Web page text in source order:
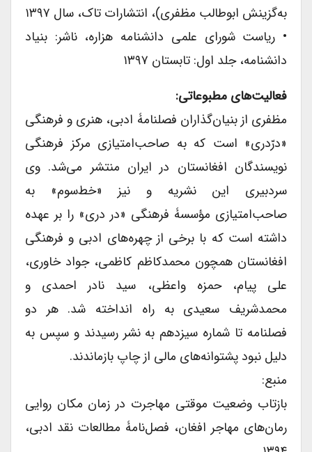
به‌گزینش ابوطالب مظفری)، انتشارات تاک، سال ۱۳۹۷
• ریاست شورای علمی دانشنامه هزاره، ناشر: بنیاد
دانشنامه، جلد اول: تابستان ۱۳۹۷
فعالیت‌های مطبوعاتی:
مظفری از بنیان‌گذاران فصلنامۀ ادبی، هنری و فرهنگی
«درّدری» است که به صاحب‌امتیازی مرکز فرهنگی
نویسندگان افغانستان در ایران منتشر می‌شد. وی
سردبیری این نشریه و نیز «خط‌سوم» به
صاحب‌امتیازی مؤسسۀ فرهنگی «در دری» را بر عهده
داشته است که با برخی از چهره‌های ادبی و فرهنگی
افغانستان همچون محمدکاظم کاظمی، جواد خاوری،
علی پیام، حمزه واعظی، سید نادر احمدی و
محمدشریف سعیدی به راه انداخته شد. هر دو
فصلنامه تا شماره سیزدهم به نشر رسیدند و سپس به
دلیل نبود پشتوانه‌های مالی از چاپ بازماندند.
منبع:
بازتاب وضعیت موقتی مهاجرت در زمان مکان روایی
رمان‌های مهاجر افغان، فصل‌نامۀ مطالعات نقد ادبی،